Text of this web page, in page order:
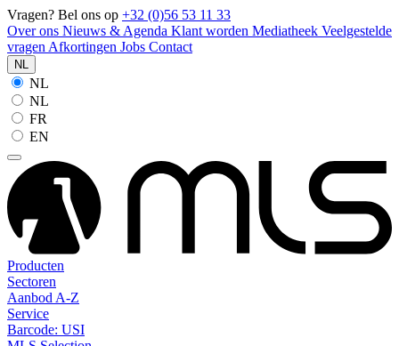
Vragen? Bel ons op +32 (0)56 53 11 33
Over ons Nieuws & Agenda Klant worden Mediatheek Veelgestelde
vragen Afkortingen Jobs Contact
NL
NL
NL
FR
EN
Producten
Sectoren
Aanbod A-Z
Service
Barcode: USI